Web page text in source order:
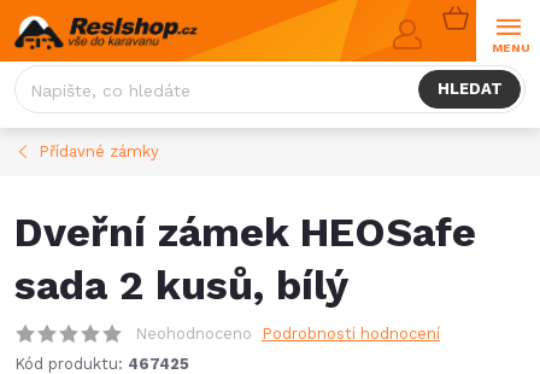
Přejít
na
obsah
HLEDAT
NÁKUPNÍ
KOŠÍK
Přídavné zámky
Dveřní zámek HEOSafe
sada 2 kusů, bílý
Neohodnoceno
Podrobnosti hodnocení
Kód produktu: 467425